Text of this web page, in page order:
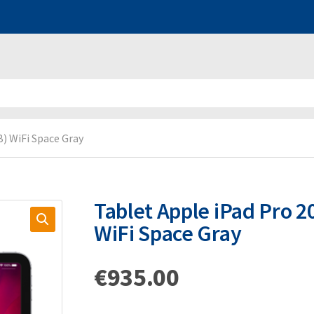
WiFi Space Gray
Tablet Apple iPad Pro
WiFi Space Gray
€935.00